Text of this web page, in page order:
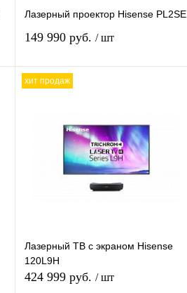
Лазерный проектор Hisense PL2SE
149 990 руб. / шт
Купить в 1 клик К сравнению
В избранное Под заказ
хит продаж
Лазерный ТВ с экраном Hisense
120L9H
424 999 руб. / шт